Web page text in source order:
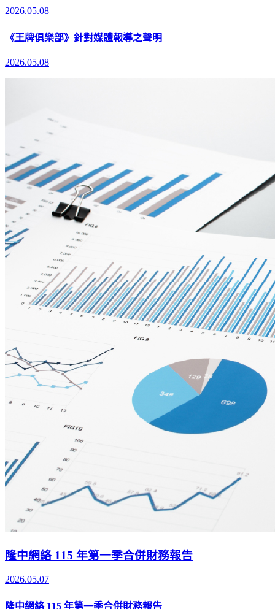
2026.05.08
《王牌俱樂部》針對媒體報導之聲明
2026.05.08
隆中網絡 115 年第一季合併財務報告
2026.05.07
隆中網絡 115 年第一季合併財務報告